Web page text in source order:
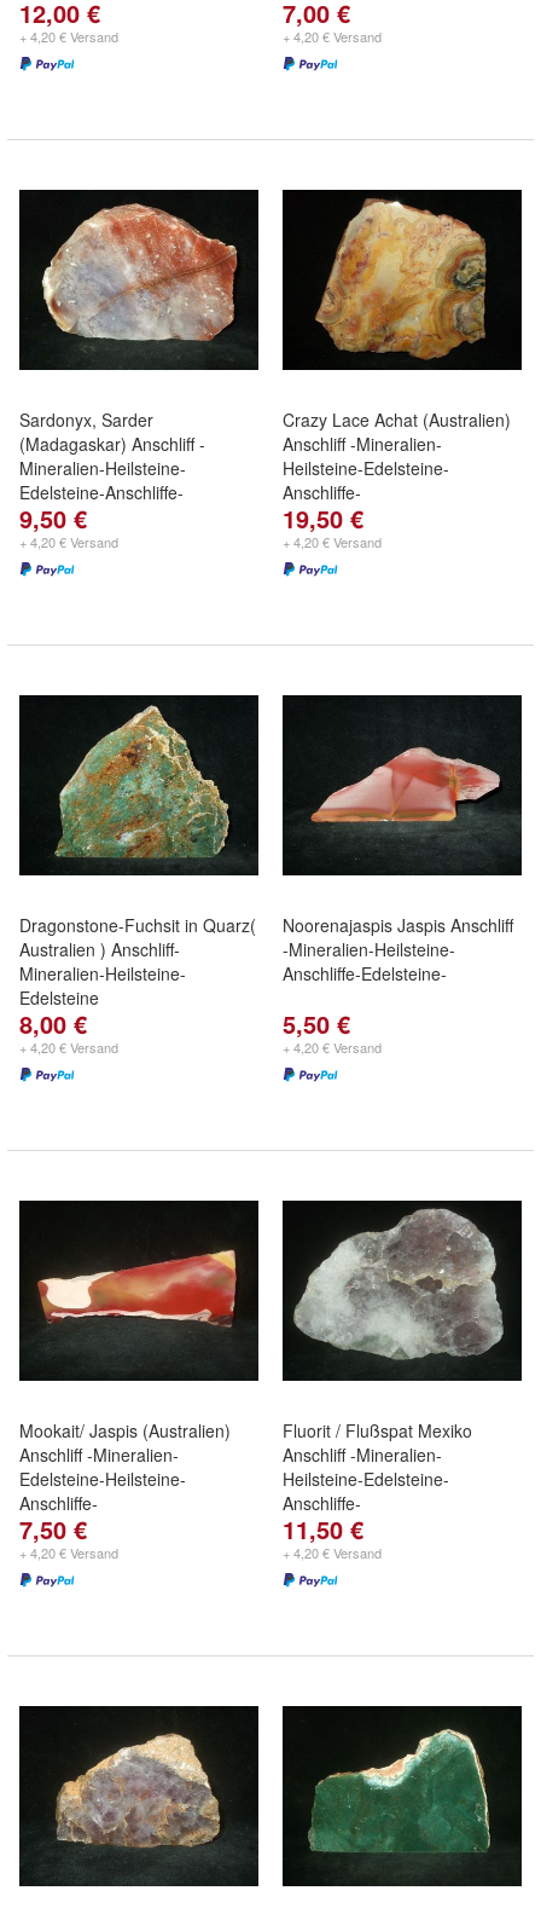
12,00 €
+ 4,20 € Versand
7,00 €
+ 4,20 € Versand
Sardonyx, Sarder
(Madagaskar) Anschliff -
Mineralien-Heilsteine-
Edelsteine-Anschliffe-
9,50 €
+ 4,20 € Versand
Crazy Lace Achat (Australien)
Anschliff -Mineralien-
Heilsteine-Edelsteine-
Anschliffe-
19,50 €
+ 4,20 € Versand
Dragonstone-Fuchsit in Quarz(
Australien ) Anschliff-
Mineralien-Heilsteine-
Edelsteine
8,00 €
+ 4,20 € Versand
Noorenajaspis Jaspis Anschliff
-Mineralien-Heilsteine-
Anschliffe-Edelsteine-
5,50 €
+ 4,20 € Versand
Mookait/ Jaspis (Australien)
Anschliff -Mineralien-
Edelsteine-Heilsteine-
Anschliffe-
7,50 €
+ 4,20 € Versand
Fluorit / Flußspat Mexiko
Anschliff -Mineralien-
Heilsteine-Edelsteine-
Anschliffe-
11,50 €
+ 4,20 € Versand